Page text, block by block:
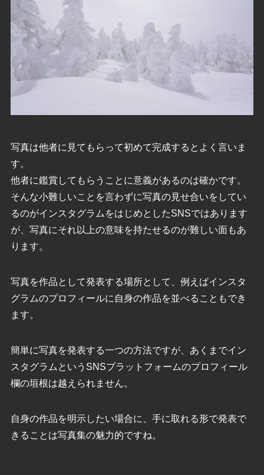
写真は他者に見てもらって初めて完成するとよく言いま
す。
他者に鑑賞してもらうことに意義があるのは確かです。
そんな小難しいことを言わずに写真の見せ合いをしてい
るのがインスタグラムをはじめとしたSNSではあります
が、写真にそれ以上の意味を持たせるのが難しい面もあ
ります。
写真を作品として発表する場所として、例えばインスタ
グラムのプロフィールに自身の作品を並べることもでき
ます。
簡単に写真を発表する一つの方法ですが、あくまでイン
スタグラムというSNSプラットフォームのプロフィール
欄の垣根は越えられません。
自身の作品を明示したい場合に、手に取れる形で発表で
きることは写真集の魅力的ですね。